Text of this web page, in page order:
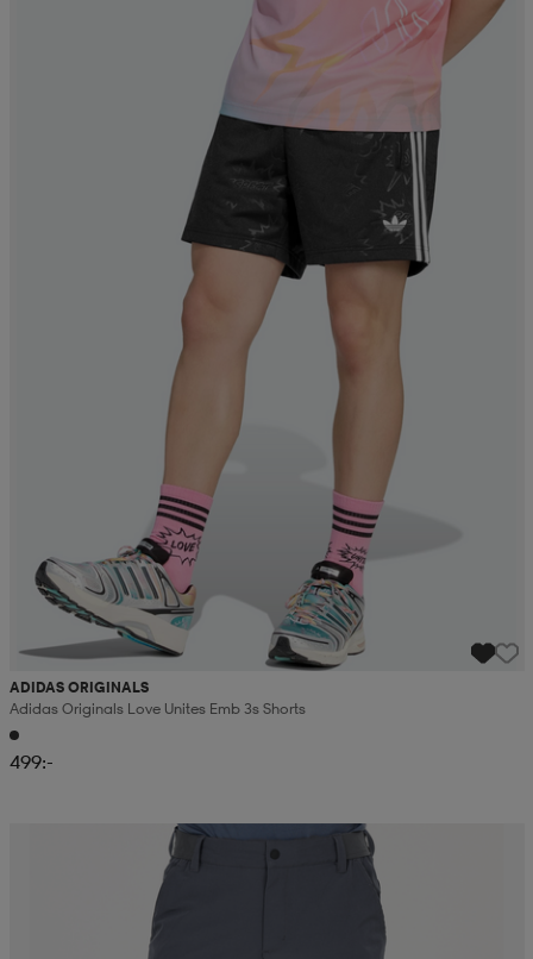
ADIDAS ORIGINALS
Adidas Originals Love Unites Emb 3s Shorts
499:-